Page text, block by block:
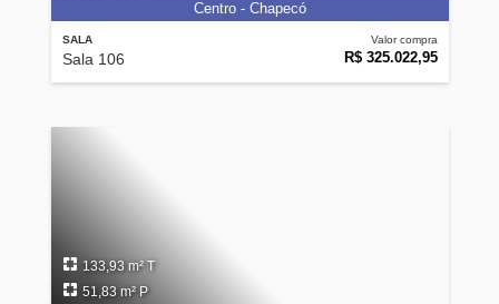
SALA
Sala 106
Valor compra
R$ 325.022,95
Centro - Chapecó
133,93 m² T
51,83 m² P